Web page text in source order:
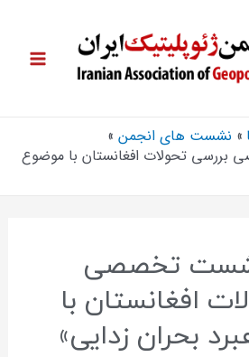
نشست های انجمن
تحولات افغانستان با موضوع
تخصصی
افغانستان با
بحران زدایی»